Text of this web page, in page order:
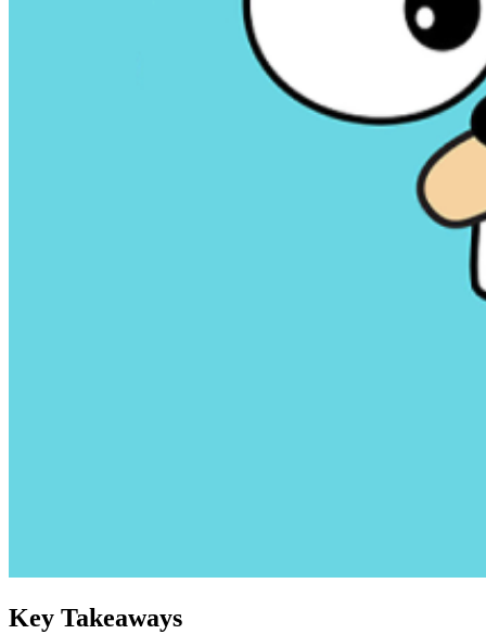
Key Takeaways